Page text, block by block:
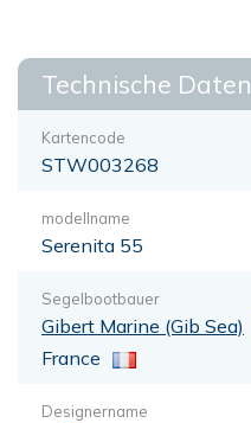
Technische Daten
Kartencode
STW003268
modellname
Serenita 55
Segelbootbauer
Gibert Marine (Gib Sea)
France
Designername